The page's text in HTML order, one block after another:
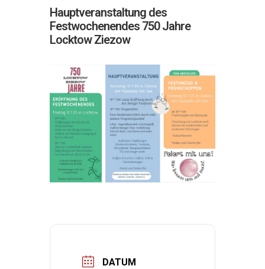
Hauptveranstaltung des
Festwochenendes 750 Jahre
Locktow Ziezow
DATUM